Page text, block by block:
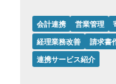
会計連携 営業管理
経理業務改善
請求書
連携サービス紹介